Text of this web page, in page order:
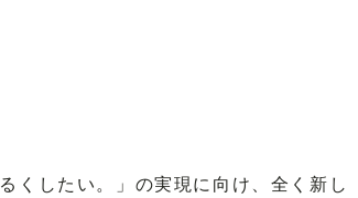
くしたい。」の実現に向け、全く新し